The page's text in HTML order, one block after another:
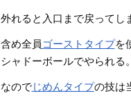
れると入口まで戻って
め全員 ゴーストタイプを
ャドーボールでやられる。
のでじめんタイプの技は